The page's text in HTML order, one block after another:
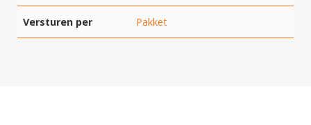
Versturen per Pakket
Afrekenen